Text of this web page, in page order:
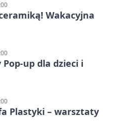
Wakacyjna
up dla dzieci i
Plastyki – warsztaty